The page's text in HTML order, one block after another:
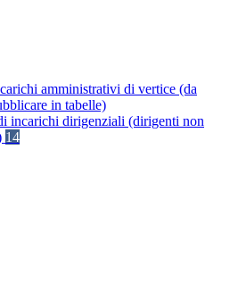
amministrativi di vertice (da
in tabelle)
incarichi dirigenziali (dirigenti non
14